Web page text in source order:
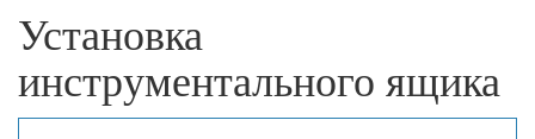
Установка
инструментального ящика